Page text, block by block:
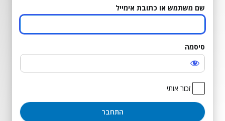
התחבר
שם משתמש או כתובת אימייל
סיסמה
זכור אותי